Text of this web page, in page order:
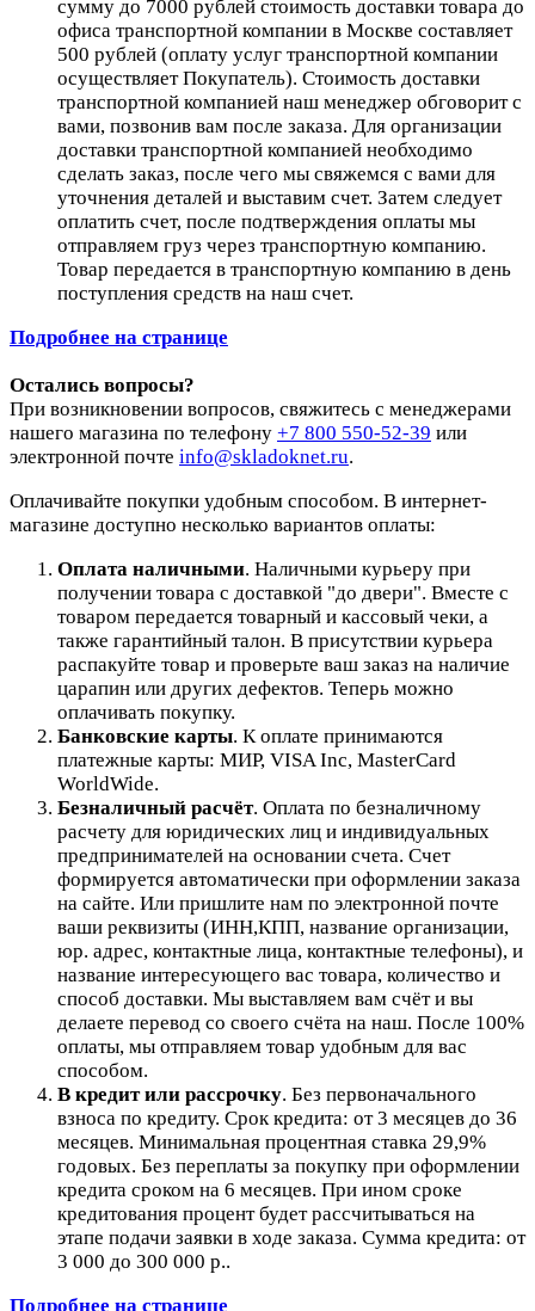
сумму до 7000 рублей стоимость доставки товара до
офиса транспортной компании в Москве составляет
500 рублей (оплату услуг транспортной компании
осуществляет Покупатель). Стоимость доставки
транспортной компанией наш менеджер обговорит с
вами, позвонив вам после заказа. Для организации
доставки транспортной компанией необходимо
сделать заказ, после чего мы свяжемся с вами для
уточнения деталей и выставим счет. Затем следует
оплатить счет, после подтверждения оплаты мы
отправляем груз через транспортную компанию.
Товар передается в транспортную компанию в день
поступления средств на наш счет.
Подробнее на странице
Остались вопросы?
При возникновении вопросов, свяжитесь с менеджерами
нашего магазина по телефону +7 800 550-52-39 или
электронной почте info@skladoknet.ru.
Оплачивайте покупки удобным способом. В интернет-
магазине доступно несколько вариантов оплаты:
Оплата наличными. Наличными курьеру при
получении товара с доставкой "до двери". Вместе с
товаром передается товарный и кассовый чеки, а
также гарантийный талон. В присутствии курьера
распакуйте товар и проверьте ваш заказ на наличие
царапин или других дефектов. Теперь можно
оплачивать покупку.
Банковские карты. К оплате принимаются
платежные карты: МИР, VISA Inc, MasterCard
WorldWide.
Безналичный расчёт. Оплата по безналичному
расчету для юридических лиц и индивидуальных
предпринимателей на основании счета. Счет
формируется автоматически при оформлении заказа
на сайте. Или пришлите нам по электронной почте
ваши реквизиты (ИНН,КПП, название организации,
юр. адрес, контактные лица, контактные телефоны), и
название интересующего вас товара, количество и
способ доставки. Мы выставляем вам счёт и вы
делаете перевод со своего счёта на наш. После 100%
оплаты, мы отправляем товар удобным для вас
способом.
В кредит или рассрочку. Без первоначального
взноса по кредиту. Срок кредита: от 3 месяцев до 36
месяцев. Минимальная процентная ставка 29,9%
годовых. Без переплаты за покупку при оформлении
кредита сроком на 6 месяцев. При ином сроке
кредитования процент будет рассчитываться на
этапе подачи заявки в ходе заказа. Сумма кредита: от
3 000 до 300 000 р..
Подробнее на странице